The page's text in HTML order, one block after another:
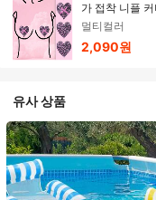
가 접착 니플
영복 니플 커버,
멀티컬러
2,090원
유사 상품